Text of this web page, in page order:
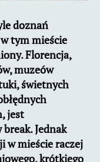
doznań
tym mieście
Florencja,
muzeów
świetnych
jest
Jednak
w mieście raczej
krótkiego